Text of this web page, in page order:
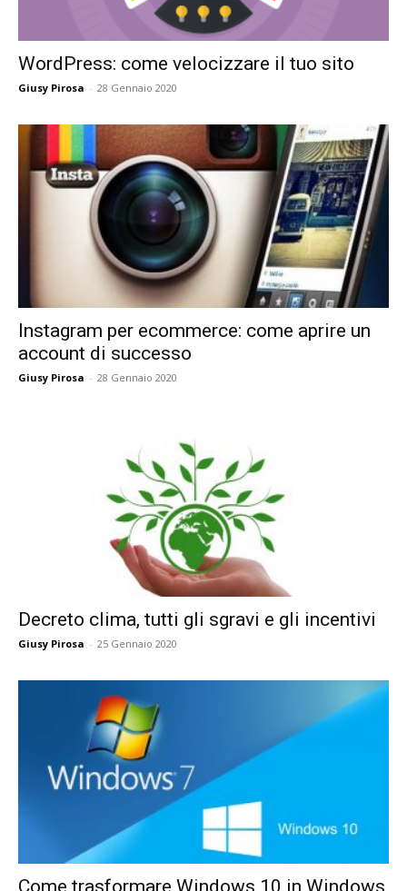
WordPress: come velocizzare il tuo sito
Giusy Pirosa - 28 Gennaio 2020
Instagram per ecommerce: come aprire un
account di successo
Giusy Pirosa - 28 Gennaio 2020
Decreto clima, tutti gli sgravi e gli incentivi
Giusy Pirosa - 25 Gennaio 2020
Come trasformare Windows 10 in Windows